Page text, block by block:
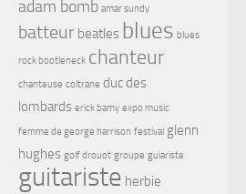
adam bomb amar sundy
batteur beatles blues blues
rock bootleneck chanteur
chanteuse coltrane duc des
lombards erick bamy expo music
femme de george harrison festival glenn
hughes golf drouot groupe guiariste
guitariste herbie